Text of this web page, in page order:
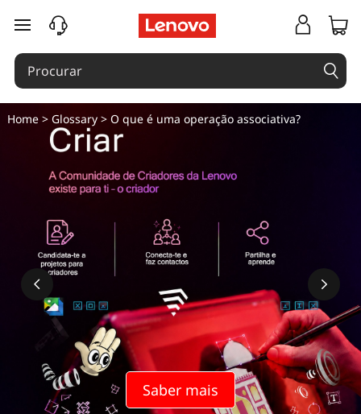
saltar para o conteúdo principal
Saber mais
Home> Glossary> O que é uma operação associativa?